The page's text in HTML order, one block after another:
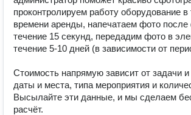
проконтролируем работу оборудование в
времени аренды, напечатаем фото
течение 15 секунд, передадим фото в
течение 5-10 дней (в зависимости от
Стоимость напрямую зависит от задачи
даты и места, типа мероприятия и
Высылайте эти данные, и мы сделаем
расчёт.